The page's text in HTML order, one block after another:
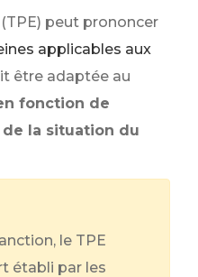
peut prononcer
applicables aux
être adaptée au
fonction de
la situation du
le TPE
établi par les